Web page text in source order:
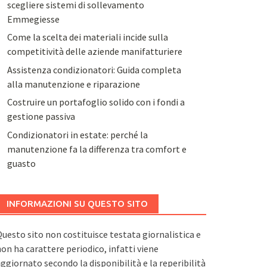
scegliere sistemi di sollevamento
Emmegiesse
Come la scelta dei materiali incide sulla
competitività delle aziende manifatturiere
Assistenza condizionatori: Guida completa
alla manutenzione e riparazione
Costruire un portafoglio solido con i fondi a
gestione passiva
Condizionatori in estate: perché la
manutenzione fa la differenza tra comfort e
guasto
INFORMAZIONI SU QUESTO SITO
sito non costituisce testata giornalistica e
ha carattere periodico, infatti viene
secondo la disponibilità e la reperibilità